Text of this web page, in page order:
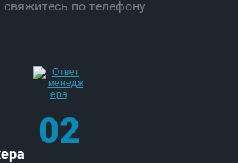
свяжитесь по телефону
02